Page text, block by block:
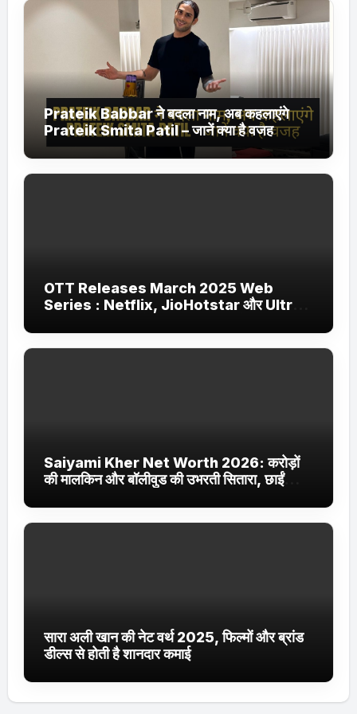
Prateik Babbar ने बदला नाम, अब कहलाएंगे
Prateik Smita Patil – जानें क्या है वजह
OTT Releases March 2025 Web
Series : Netflix, JioHotstar और Ultra
Saiyami Kher Net Worth 2026: करोड़ों
की मालकिन और बॉलीवुड की उभरती सितारा, छाईं
सारा अली खान की नेट वर्थ 2025, फिल्मों और ब्रांड
डील्स से होती है शानदार कमाई